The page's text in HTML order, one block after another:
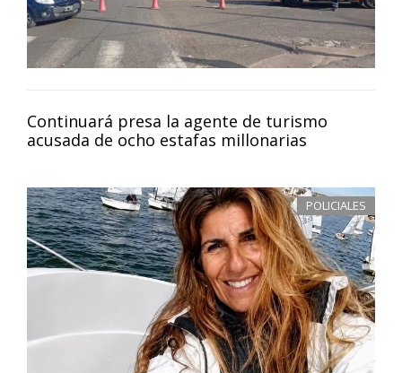
Continuará presa la agente de turismo
acusada de ocho estafas millonarias
POLICIALES